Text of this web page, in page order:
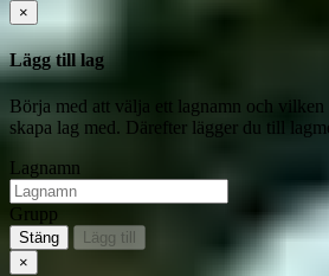
×
Lägg till lag
Börja med att välja ett lagnamn och
skapa lag med. Därefter lägger du till
Lagnamn
Grupp
Stäng
Lägg till
×